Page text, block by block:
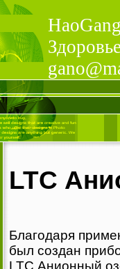
LTC
Благодаря
был создан
LTC Анионный